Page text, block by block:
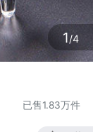
1/4
已售1.83万件